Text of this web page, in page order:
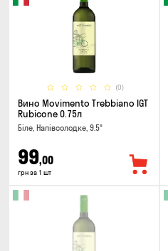
(0)
Вино Movimento Trebbiano IGT
Rubicone 0.75л
Біле, Напівсолодке, 9.5°
99,00
грн за 1 шт